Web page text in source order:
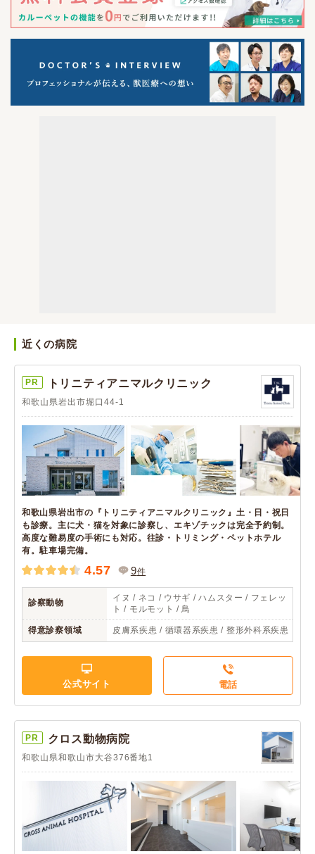
近くの病院
PR トリニティアニマルクリニック
和歌山県岩出市堀口44-1
和歌山県岩出市の『トリニティアニマルクリニック』土・日・祝日
も診療。主に犬・猫を対象に診察し、エキゾチックは完全予約制。
高度な難易度の手術にも対応。往診・トリミング・ペットホテル
有。駐車場完備。
4.57 9件
診察動物
イヌ / ネコ / ウサギ / ハムスター / フェレッ
ト / モルモット / 鳥
得意診察領域 皮膚系疾患 / 循環器系疾患 / 整形外科系疾患
公式サイト 電話
PR クロス動物病院
和歌山県和歌山市大谷376番地1